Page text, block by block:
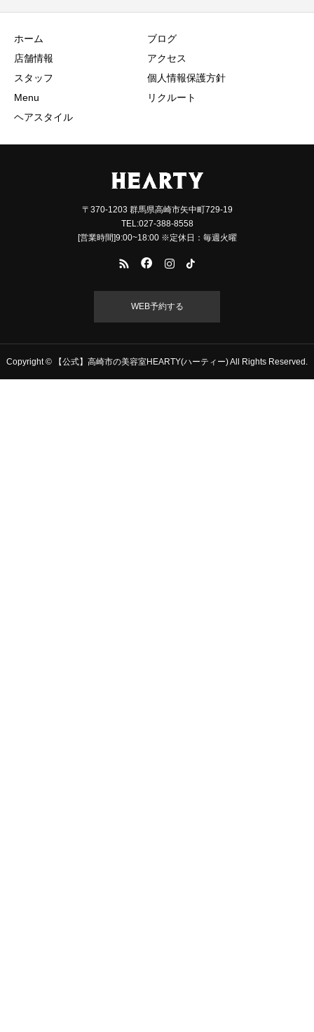
ホーム
店舗情報
スタッフ
Menu
ヘアスタイル
ブログ
アクセス
個人情報保護方針
リクルート
〒370-1203 群馬県高崎市矢中町729-19
TEL:027-388-8558
[営業時間]9:00~18:00 ※定休日：毎週火曜
WEB予約する
Copyright © 【公式】高崎市の美容室HEARTY(ハーティー) All Rights Reserved.